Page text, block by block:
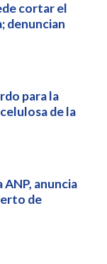
cortar el
denuncian
para la
de la
anuncia
de